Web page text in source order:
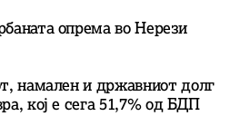
опрема во Нерези
намален и државниот долг
кој e сега 51,7% од БДП